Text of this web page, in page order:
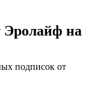
Эролайф на
подписок от